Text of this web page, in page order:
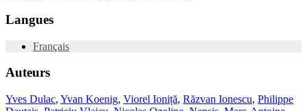
Langues
Français
Auteurs
Yves Dulac, Yvan Koenig, Viorel Ioniță, Răzvan Ionescu, Philippe